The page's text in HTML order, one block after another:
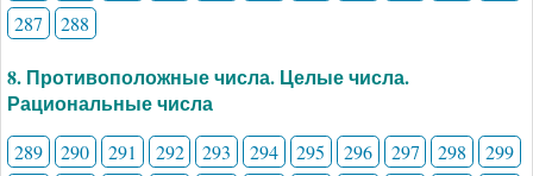
287
288
8. Противоположные числа. Целые числа.
Рациональные числа
289 290 291 292 293 294 295 296 297 298
299